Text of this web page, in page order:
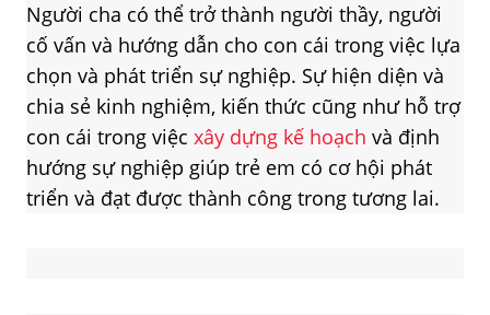
Người cha có thể trở thành người thầy, người
cố vấn và hướng dẫn cho con cái trong việc lựa
chọn và phát triển sự nghiệp. Sự hiện diện và
chia sẻ kinh nghiệm, kiến thức cũng như hỗ trợ
con cái trong việc xây dựng kế hoạch và định
hướng sự nghiệp giúp trẻ em có cơ hội phát
triển và đạt được thành công trong tương lai.